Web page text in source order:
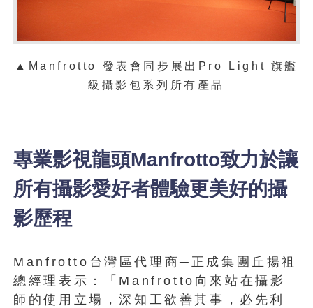
▲Manfrotto 發表會同步展出Pro Light 旗艦
級攝影包系列所有產品
專業影視龍頭Manfrotto致力於讓
所有攝影愛好者體驗更美好的攝
影歷程
Manfrotto台灣區代理商─正成集團丘揚祖
總經理表示：「Manfrotto向來站在攝影
師的使用立場，深知工欲善其事，必先利